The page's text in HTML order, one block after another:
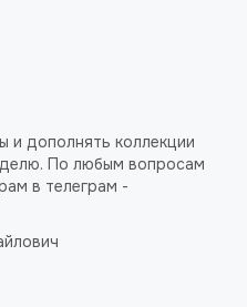
и дополнять коллекции
По любым вопросам
в телеграм -